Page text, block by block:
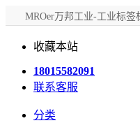
MROer万邦工业-工业标
收藏本站
18015582091
联系客服
分类